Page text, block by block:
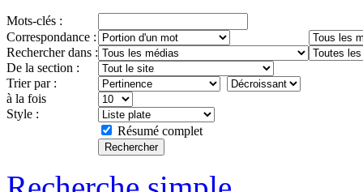
Mots-clés :
Correspondance :
Rechercher dans :
De la section :
Trier par :
à la fois
Style :
Résumé complet